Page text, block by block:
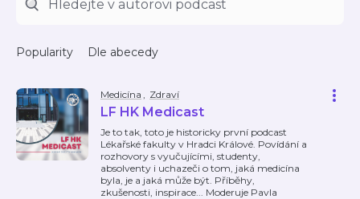
Popularity Dle abecedy
Medicína , Zdraví
LF HK Medicast
Je to tak, toto je historicky první podcast
Lékařské fakulty v Hradci Králové. Povídání a
rozhovory s vyučujícími, studenty,
absolventy i uchazeči o tom, jaká medicína
byla, je a jaká může být. Příběhy,
zkušenosti, inspirace... Moderuje Pavla